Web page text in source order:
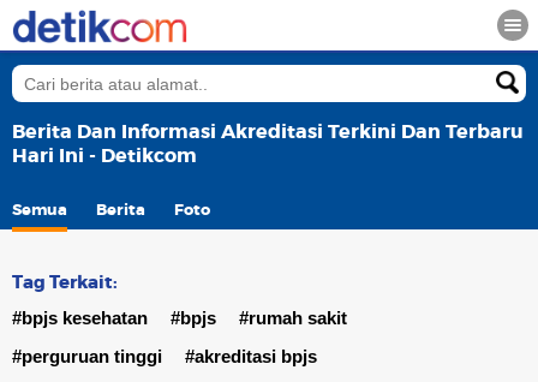
Berita Dan Informasi Akreditasi Terkini Dan Terbaru
Hari Ini - Detikcom
Semua Berita Foto
Tag Terkait:
#bpjs kesehatan #bpjs
#rumah sakit
#perguruan tinggi
#akreditasi bpjs